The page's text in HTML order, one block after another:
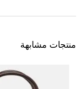
منتجات مشابهة